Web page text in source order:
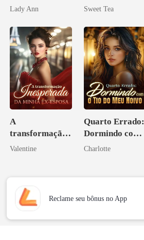
Morte, Ele
Lanternas Para
Ela
Lady Ann
minha esposa
Sweet Tea
A
transformação
inesperada da
Valentine
Quarto Errado:
Dormindo com
o Tio do Meu
Charlotte
Reclame seu bônus no App